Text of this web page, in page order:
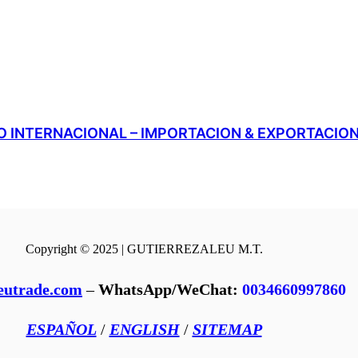
INTERNACIONAL – IMPORTACION &
Copyright © 2025 | GUTIERREZALEU M.T.
–WhatsApp/WeChat: 0034660997860
ESPAÑOL/ ENGLISH/ SITEMAP